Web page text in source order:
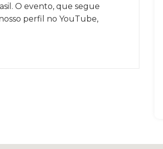
O evento, que segue
perfil no YouTube,